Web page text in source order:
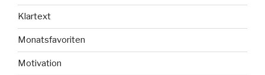
Klartext
Monatsfavoriten
Motivation